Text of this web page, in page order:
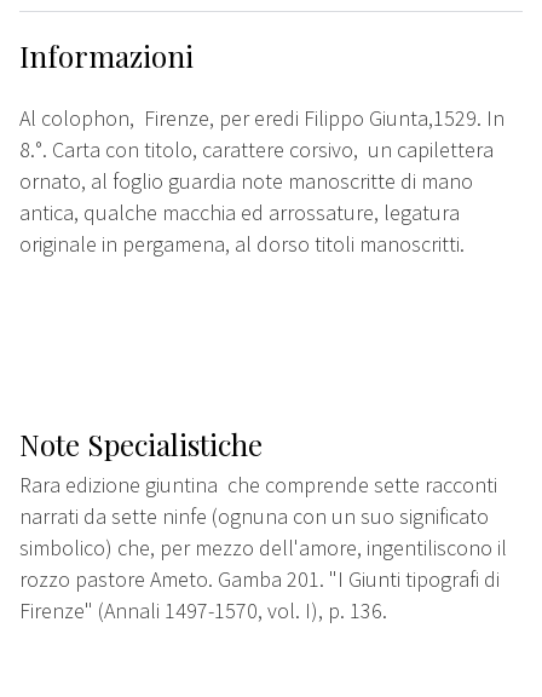
Informazioni
Al colophon, Firenze, per eredi Filippo Giunta,1529. In
8.°. Carta con titolo, carattere corsivo, un capilettera
ornato, al foglio guardia note manoscritte di mano
antica, qualche macchia ed arrossature, legatura
originale in pergamena, al dorso titoli manoscritti.
Note Specialistiche
Rara edizione giuntina che comprende sette racconti
narrati da sette ninfe (ognuna con un suo significato
simbolico) che, per mezzo dell'amore, ingentiliscono il
rozzo pastore Ameto. Gamba 201. "I Giunti tipografi di
Firenze" (Annali 1497-1570, vol. I), p. 136.